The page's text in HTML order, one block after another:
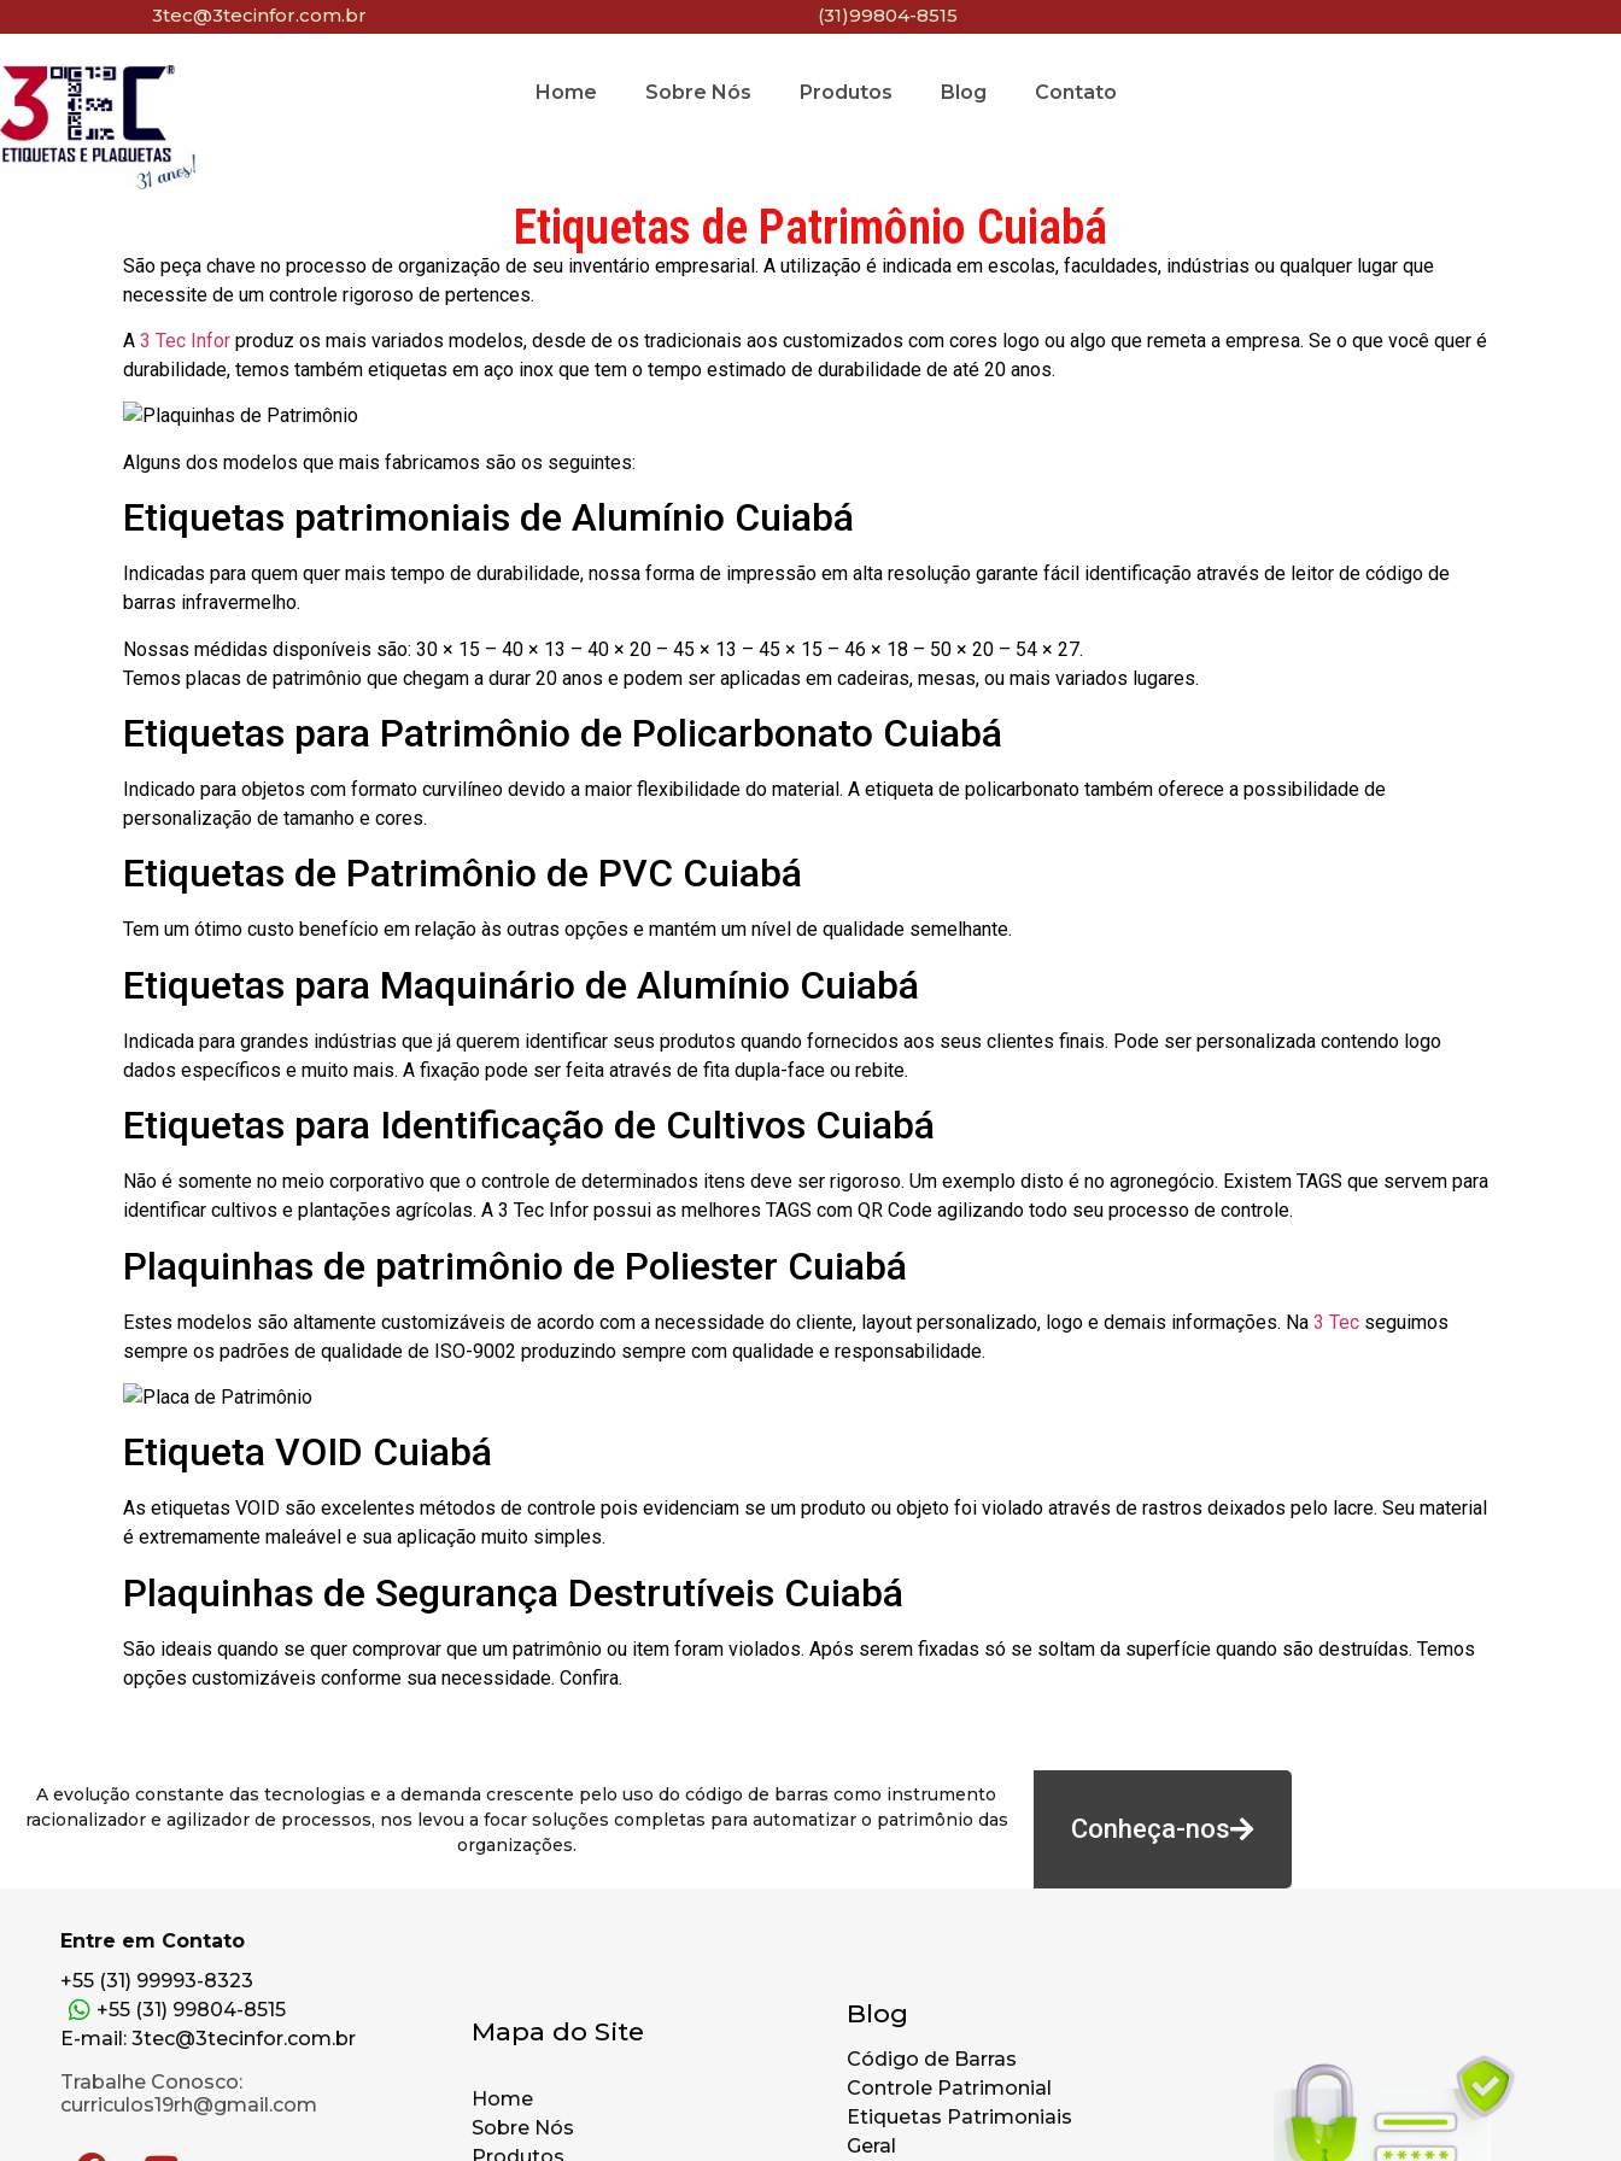
3tec@3tecinfor.com.br (31)99804-8515
Home Sobre Nós Produtos Blog Contato
Etiquetas de Patrimônio Cuiabá
São peça chave no processo de organização de seu inventário empresarial. A utilização é indicada em escolas, faculdades, indústrias ou qualquer lugar que
necessite de um controle rigoroso de pertences.
A 3 Tec Infor produz os mais variados modelos, desde de os tradicionais aos customizados com cores logo ou algo que remeta a empresa. Se o que você quer é
durabilidade, temos também etiquetas em aço inox que tem o tempo estimado de durabilidade de até 20 anos.
Alguns dos modelos que mais fabricamos são os seguintes:
Etiquetas patrimoniais de Alumínio Cuiabá
Indicadas para quem quer mais tempo de durabilidade, nossa forma de impressão em alta resolução garante fácil identificação através de leitor de código de
barras infravermelho.
Nossas médidas disponíveis são: 30 × 15 – 40 × 13 – 40 × 20 – 45 × 13 – 45 × 15 – 46 × 18 – 50 × 20 – 54 × 27.
Temos placas de patrimônio que chegam a durar 20 anos e podem ser aplicadas em cadeiras, mesas, ou mais variados lugares.
Etiquetas para Patrimônio de Policarbonato Cuiabá
Indicado para objetos com formato curvilíneo devido a maior flexibilidade do material. A etiqueta de policarbonato também oferece a possibilidade de
personalização de tamanho e cores.
Etiquetas de Patrimônio de PVC Cuiabá
Tem um ótimo custo benefício em relação às outras opções e mantém um nível de qualidade semelhante.
Etiquetas para Maquinário de Alumínio Cuiabá
Indicada para grandes indústrias que já querem identificar seus produtos quando fornecidos aos seus clientes finais. Pode ser personalizada contendo logo
dados específicos e muito mais. A fixação pode ser feita através de fita dupla-face ou rebite.
Etiquetas para Identificação de Cultivos Cuiabá
Não é somente no meio corporativo que o controle de determinados itens deve ser rigoroso. Um exemplo disto é no agronegócio. Existem TAGS que servem para
identificar cultivos e plantações agrícolas. A 3 Tec Infor possui as melhores TAGS com QR Code agilizando todo seu processo de controle.
Plaquinhas de patrimônio de Poliester Cuiabá
Estes modelos são altamente customizáveis de acordo com a necessidade do cliente, layout personalizado, logo e demais informações. Na 3 Tec seguimos
sempre os padrões de qualidade de ISO-9002 produzindo sempre com qualidade e responsabilidade.
Etiqueta VOID Cuiabá
As etiquetas VOID são excelentes métodos de controle pois evidenciam se um produto ou objeto foi violado através de rastros deixados pelo lacre. Seu material
é extremamente maleável e sua aplicação muito simples.
Plaquinhas de Segurança Destrutíveis Cuiabá
São ideais quando se quer comprovar que um patrimônio ou item foram violados. Após serem fixadas só se soltam da superfície quando são destruídas. Temos
opções customizáveis conforme sua necessidade. Confira.
A evolução constante das tecnologias e a demanda crescente pelo uso do código de barras como instrumento
racionalizador e agilizador de processos, nos levou a focar soluções completas para automatizar o patrimônio das
organizações.
Conheça-nos
Entre em Contato
+55 (31) 99993-8323
+55 (31) 99804-8515
E-mail: 3tec@3tecinfor.com.br
Trabalhe Conosco:
curriculos19rh@gmail.com
Mapa do Site
Home
Sobre Nós
Blog
Código de Barras
Controle Patrimonial
Etiquetas Patrimoniais
Geral